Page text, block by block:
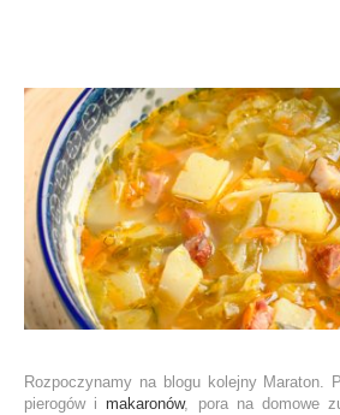
Rozpoczynamy na blogu kolejny Maraton.
pierogów imakaronów, pora na domowe